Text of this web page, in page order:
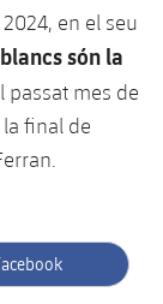
en el seu
són la
passat mes de
final de